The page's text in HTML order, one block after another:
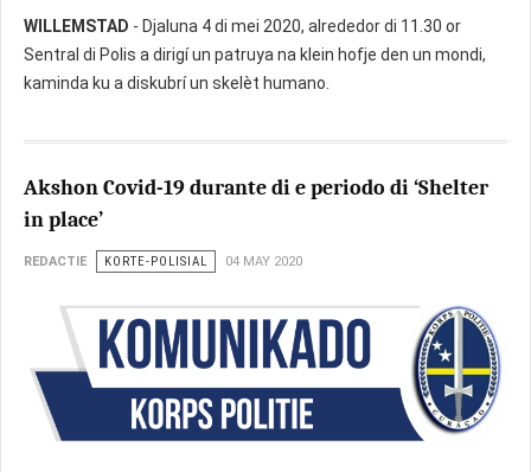
WILLEMSTAD - Djaluna 4 di mei 2020, alrededor di 11.30 or
Sentral di Polis a dirigí un patruya na klein hofje den un mondi,
kaminda ku a diskubrí un skelèt humano.
Akshon Covid-19 durante di e periodo di ‘Shelter
in place’
REDACTIE KORTE-POLISIAL 04 MAY 2020